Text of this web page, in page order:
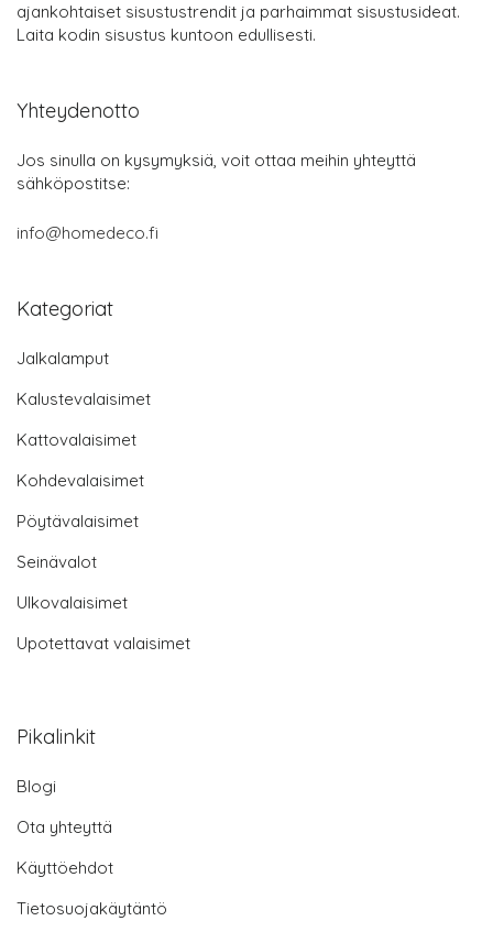
ajankohtaiset sisustustrendit ja parhaimmat sisustusideat.
Laita kodin sisustus kuntoon edullisesti.
Yhteydenotto
Jos sinulla on kysymyksiä, voit ottaa meihin yhteyttä
sähköpostitse:
info@homedeco.fi
Kategoriat
Jalkalamput
Kalustevalaisimet
Kattovalaisimet
Kohdevalaisimet
Pöytävalaisimet
Seinävalot
Ulkovalaisimet
Upotettavat valaisimet
Pikalinkit
Blogi
Ota yhteyttä
Käyttöehdot
Tietosuojakäytäntö